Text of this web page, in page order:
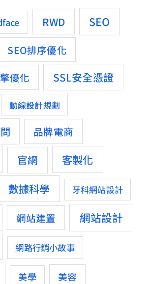
RWD SEO
SEO排序優化
優化
SSL安全憑證
動線設計規劃
品牌電商
官網 客製化
數據科學 牙科網站設計
網站建置
網站設計
網路行銷小故事
美學 美容